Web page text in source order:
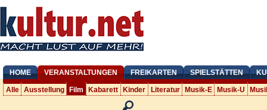
HOME VERANSTALTUNGEN FREIKARTEN SPIELSTÄTTEN
Alle Ausstellung Film Kabarett Kinder Literatur Musik-E Musik-U